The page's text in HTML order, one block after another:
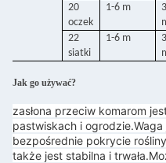
20
oczek
1-6 m
22
siatki
1-6 m
Jak go używać?
zasłona przeciw komarom
pastwiskach i ogrodzie.Waga
bezpośrednie pokrycie
także jest stabilna i trwała.